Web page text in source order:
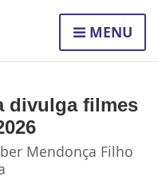
MENU
divulga filmes
Mendonça Filho